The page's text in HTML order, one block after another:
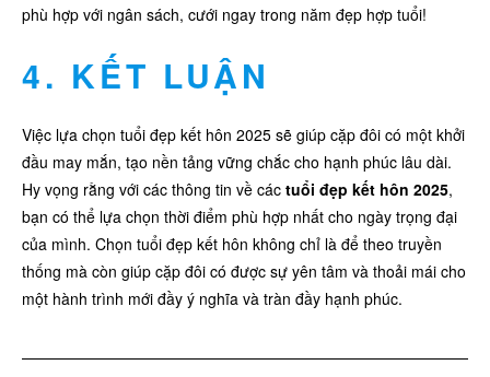
phù hợp với ngân sách, cưới ngay trong năm đẹp hợp tuổi!
4. KẾT LUẬN
Việc lựa chọn tuổi đẹp kết hôn 2025 sẽ giúp cặp đôi có một khởi
đầu may mắn, tạo nền tảng vững chắc cho hạnh phúc lâu dài.
Hy vọng rằng với các thông tin về các tuổi đẹp kết hôn 2025,
bạn có thể lựa chọn thời điểm phù hợp nhất cho ngày trọng đại
của mình. Chọn tuổi đẹp kết hôn không chỉ là để theo truyền
thống mà còn giúp cặp đôi có được sự yên tâm và thoải mái cho
một hành trình mới đầy ý nghĩa và tràn đầy hạnh phúc.